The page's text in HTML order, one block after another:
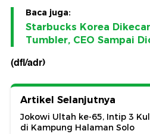
Baca juga:
Starbucks Korea
Tumbler, CEO Sampai
(dfl/adr)
Artikel Selanjutnya
Jokowi Ultah ke-65, Intip 3
di Kampung Halaman Solo